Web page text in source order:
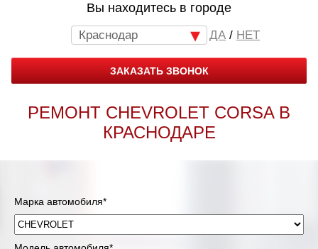
Вы находитесь в городе
Краснодар / НЕТ
ЗАКАЗАТЬ ЗВОНОК
РЕМОНТ CHEVROLET CORSA В
КРАСНОДАРЕ
Марка автомобиля*